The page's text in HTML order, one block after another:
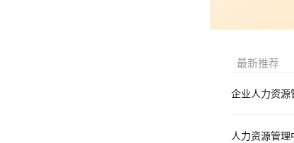
最新推荐
企业人力资源
人力资源管